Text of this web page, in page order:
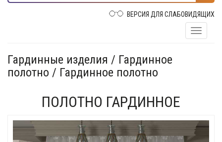
ВЕРСИЯ ДЛЯ СЛАБОВИДЯЩИХ
Гардинные изделия / Гардинное
полотно / Гардинное полотно
ПОЛОТНО ГАРДИННОЕ